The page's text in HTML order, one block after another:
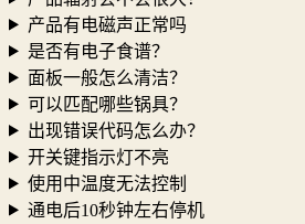
产品有电磁声正常吗
是否有电子食谱？
面板一般怎么清洁？
可以匹配哪些锅具？
出现错误代码怎么办？
开关键指示灯不亮
使用中温度无法控制
通电后10秒钟左右停机